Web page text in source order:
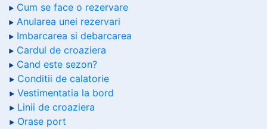
Cum se face o rezervare
Anularea unei rezervari
Imbarcarea si debarcarea
Cardul de croaziera
Cand este sezon?
Conditii de calatorie
Vestimentatia la bord
Linii de croaziera
Orase port